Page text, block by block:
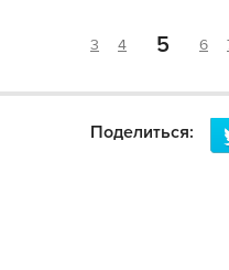
3 4 5 6
Поделиться: